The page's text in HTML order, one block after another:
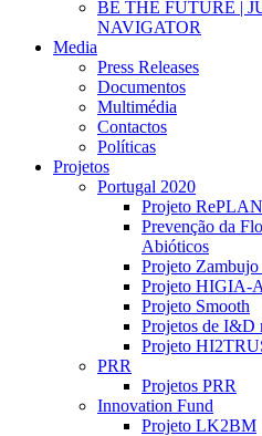
BE THE FUTURE |
NAVIGATOR
Media
Press Releases
Documentos
Multimédia
Contactos
Políticas
Projetos
Portugal 2020
Projeto
Prevenção da
Abióticos
Projeto
Projeto HIGIA-
Projeto Smooth
Projetos de I&D
Projeto
PRR
Projetos PRR
Innovation Fund
Projeto LK2BM